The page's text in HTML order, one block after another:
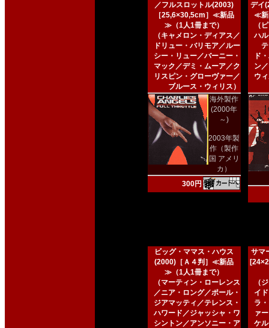
／フルスロットル(2003)
［25,6×30,5cm］≪新品
≫（1人1冊まで）
（キャメロン・ディアス／
ドリュー・バリモア／ルー
シー・リュー／バーニー・
マック／デミ・ムーア／ク
リスピン・グローヴァー／
ブルース・ウィリス）
海外製作
(2000年
～)
2003年製
作（製作
国 アメリ
カ）
300円
デイ
≪新
（
ハ
ド
ン
ウ
ビッグ・ママス・ハウス
(2000)［Ａ４判］≪新品
≫（1人1冊まで）
（マーティン・ローレンス
／ニア・ロング／ポール・
ジアマッティ／テレンス・
ハワード／ジャッシャ・ワ
シントン／アンソニー・ア
サマ
（
イ
ラ
ァ
ケ